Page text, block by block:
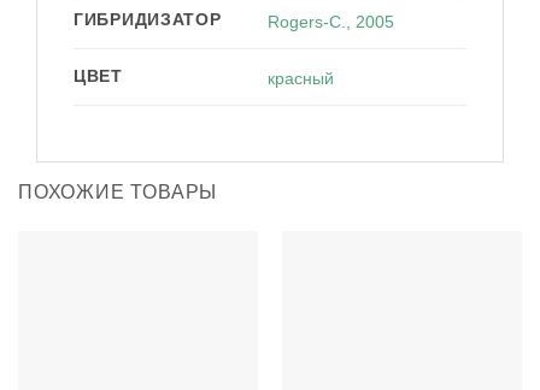
ГИБРИДИЗАТОР Rogers-C., 2005
ЦВЕТ красный
ПОХОЖИЕ ТОВАРЫ